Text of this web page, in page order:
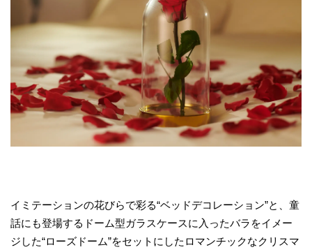
イミテーションの花びらで彩る“ベッドデコレーション”と、童
話にも登場するドーム型ガラスケースに入ったバラをイメー
ジした“ローズドーム”をセットにしたロマンチックなクリスマ